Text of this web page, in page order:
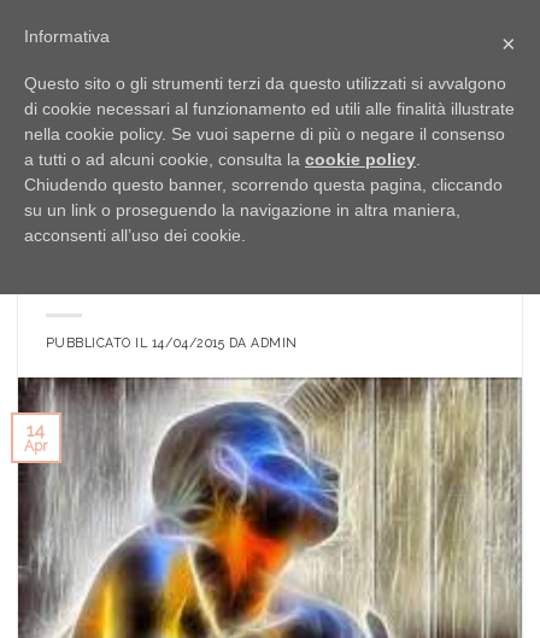
ARCHIVIO CATEGORIA:ARTICOLI
ARTICOLI
PUBBLICATO IL 14/04/2015 DAADMIN
14
Apr
×
Informativa
Questo sito o gli strumenti terzi da questo utilizzati si avvalgono
di cookie necessari al funzionamento ed utili alle finalità illustrate
nella cookie policy. Se vuoi saperne di più o negare il consenso
a tutti o ad alcuni cookie, consulta la cookie policy
Chiudendo questo banner, scorrendo questa pagina, cliccando
su un link o proseguendo la navigazione in altra maniera,
acconsenti all’uso dei cookie.